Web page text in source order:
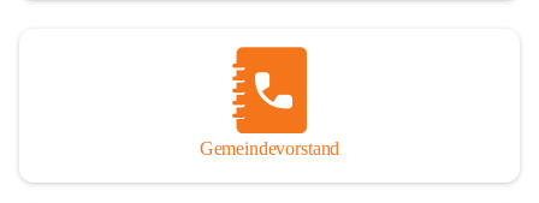
So darf ich Sie zu einer interessanten, vergnüglichen und
manchmal auch nachdenklich machenden Zeitreise durch die
Jahrhunderte, ja Jahrtausende alte Geschichte von der Steinzeit
einladen.
Gemeindevorstand